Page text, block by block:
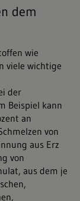
dem
wie
viele wichtige
der
Beispiel kann
an
von
aus Erz
von
aus dem je